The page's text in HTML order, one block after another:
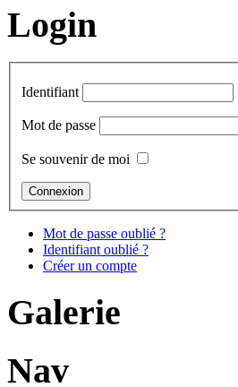
Login
Identifiant
Mot de passe
Se souvenir de moi
Mot de passe oublié ?
Identifiant oublié ?
Créer un compte
Galerie
Nav